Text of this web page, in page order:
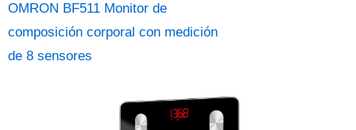
OMRON BF511 Monitor de
composición corporal con medición
de 8 sensores